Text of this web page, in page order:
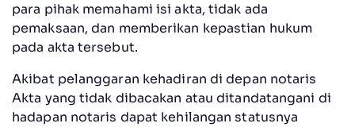
para pihak memahami isi akta, tidak ada
pemaksaan, dan memberikan kepastian hukum
pada akta tersebut.
Akibat pelanggaran kehadiran di depan notaris
Akta yang tidak dibacakan atau ditandatangani di
hadapan notaris dapat kehilangan statusnya